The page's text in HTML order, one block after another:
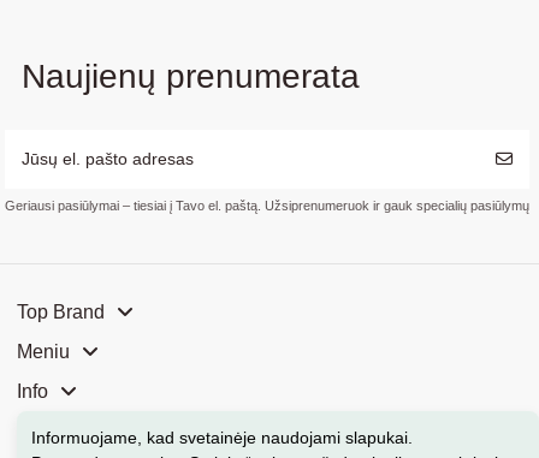
Naujienų prenumerata
Geriausi pasiūlymai – tiesiai į Tavo el. paštą. Užsiprenumeruok ir gauk specialių pasiūlymų
Top Brand
Meniu
Info
Mūsų parduotuvės
Informuojame, kad svetainėje naudojami slapukai